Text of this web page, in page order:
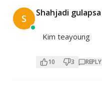
S Shahjadi gulapsa
Kim teayoung
10 3 REPLY